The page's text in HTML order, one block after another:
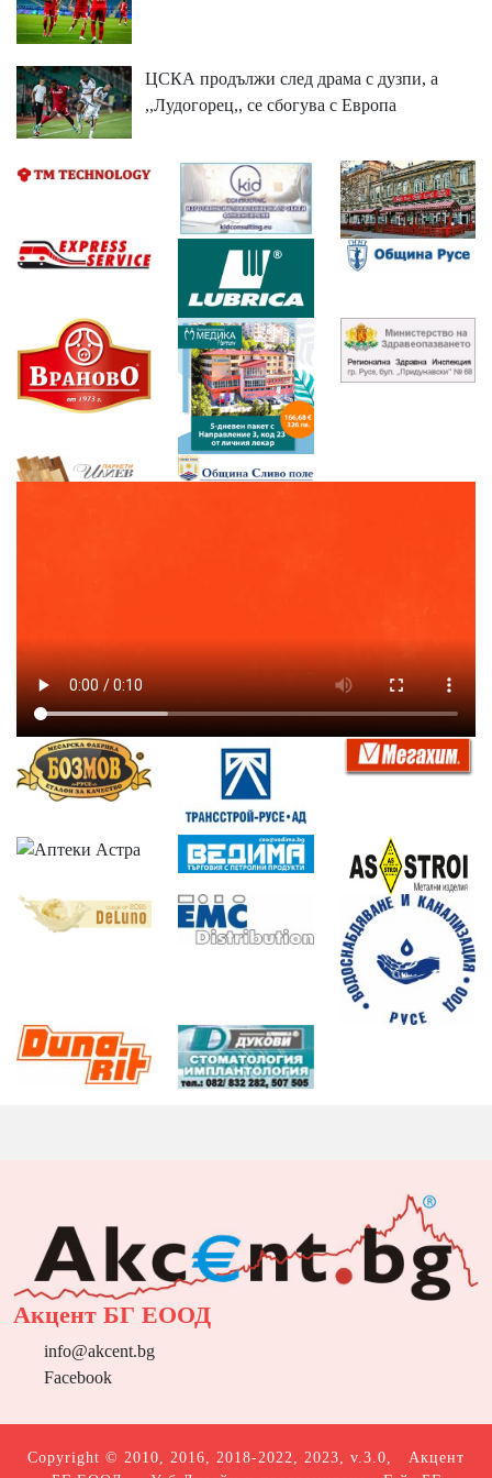
ЦСКА продължи след драма с дузпи, а
,,Лудогорец,, се сбогува с Европа
Акцент БГ ЕООД
info@akcent.bg
Facebook
Copyright © 2010, 2016, 2018-2022, 2023, v.3.0, Акцент